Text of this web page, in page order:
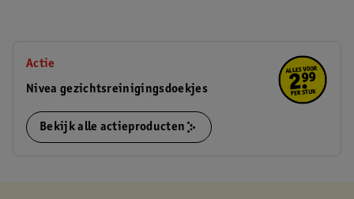
Actie
Nivea gezichtsreinigingsdoekjes
Bekijk alle actieproducten